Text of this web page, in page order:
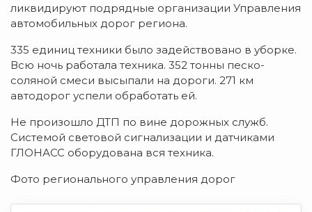
ликвидируют подрядные организации Управления
автомобильных дорог региона.
335 единиц техники было задействовано в уборке.
Всю ночь работала техника. 352 тонны песко-
соляной смеси высыпали на дороги. 271 км
автодорог успели обработать ей.
Не произошло ДТП по вине дорожных служб.
Системой световой сигнализации и датчиками
ГЛОНАСС оборудована вся техника.
Фото регионального управления дорог